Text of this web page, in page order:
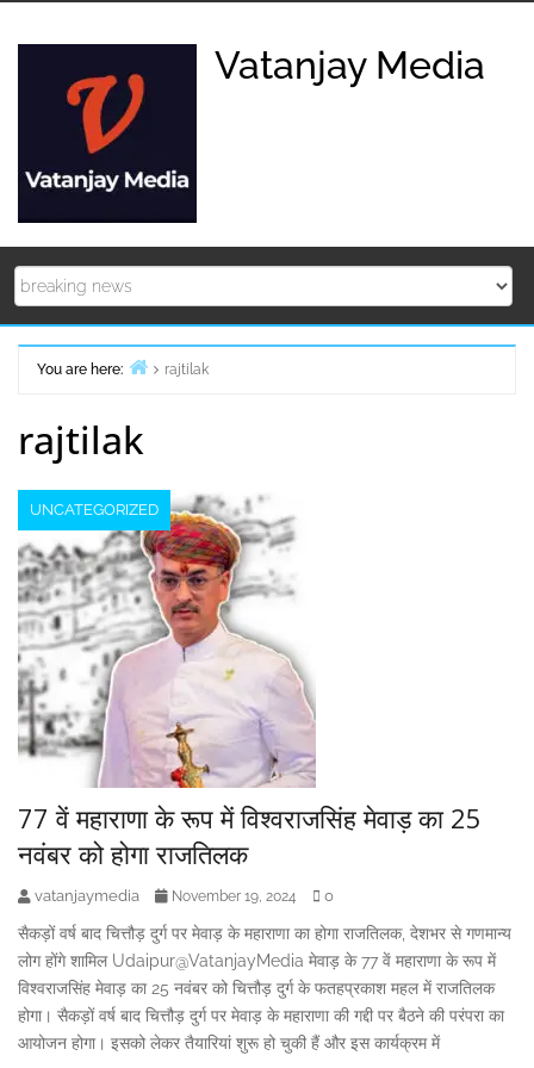
Vatanjay Media
You are here:
rajtilak
rajtilak
UNCATEGORIZED
77 वें महाराणा के रूप में विश्वराजसिंह मेवाड़ का 25
नवंबर को होगा राजतिलक
vatanjaymedia November 19, 2024 0
सैकड़ों वर्ष बाद चित्तौड़ दुर्ग पर मेवाड़ के महाराणा का होगा राजतिलक, देशभर से गणमान्य
लोग होंगे शामिल Udaipur@VatanjayMedia मेवाड़ के 77 वें महाराणा के रूप में
विश्वराजसिंह मेवाड़ का 25 नवंबर को चित्तौड़ दुर्ग के फतहप्रकाश महल में राजतिलक
होगा। सैकड़ों वर्ष बाद चित्तौड़ दुर्ग पर मेवाड़ के महाराणा की गद्दी पर बैठने की परंपरा का
आयोजन होगा। इसको लेकर तैयारियां शुरू हो चुकी हैं और इस कार्यक्रम में